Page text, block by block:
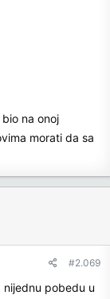
na onoj
morati da sa
#2.069
nijednu pobedu u